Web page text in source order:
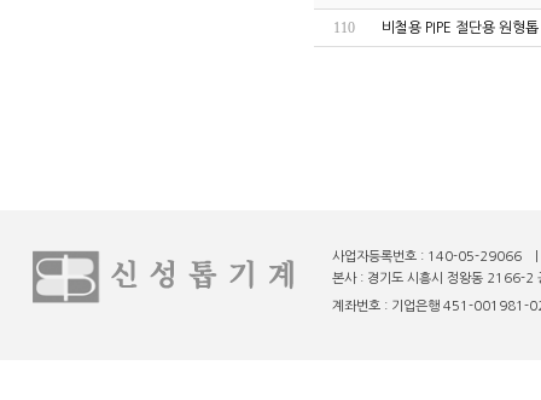
110 비철용 PIPE 절단용 원형
사업자등록번호 : 140-05-29066
본사 : 경기도 시흥시 정왕동
계좌번호 : 기업은행 451-